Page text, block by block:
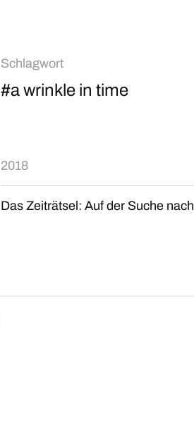
Schlagwort
#a wrinkle in time
2018
Das Zeiträtsel: Auf der Suche